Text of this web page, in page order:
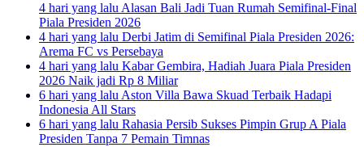
4 hari yang lalu Alasan Bali Jadi Tuan Rumah Semifinal-Final
Piala Presiden 2026
4 hari yang lalu Derbi Jatim di Semifinal Piala Presiden 2026:
Arema FC vs Persebaya
4 hari yang lalu Kabar Gembira, Hadiah Juara Piala Presiden
2026 Naik jadi Rp 8 Miliar
6 hari yang lalu Aston Villa Bawa Skuad Terbaik Hadapi
Indonesia All Stars
6 hari yang lalu Rahasia Persib Sukses Pimpin Grup A Piala
Presiden Tanpa 7 Pemain Timnas